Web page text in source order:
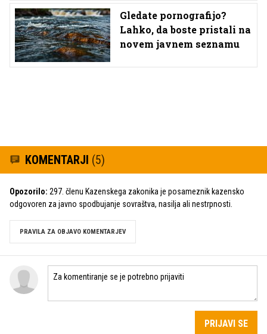
Gledate pornografijo?
Lahko, da boste pristali na
novem javnem seznamu
KOMENTARJI (5)
Opozorilo: 297. členu Kazenskega zakonika je posameznik kazensko
odgovoren za javno spodbujanje sovraštva, nasilja ali nestrpnosti.
PRAVILA ZA OBJAVO KOMENTARJEV
PRIJAVI SE